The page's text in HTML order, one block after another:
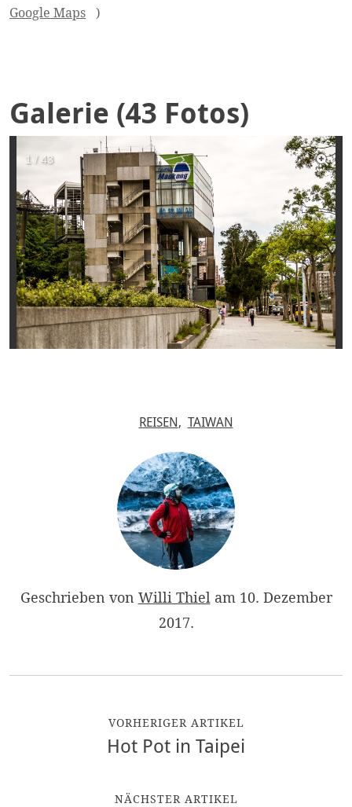
Google Maps
)
Galerie (43 Fotos)
REISEN TAIWAN
Geschrieben von Willi Thielam 10. Dezember
2017.
VORHERIGER ARTIKEL
Hot Pot in Taipei
NÄCHSTER ARTIKEL